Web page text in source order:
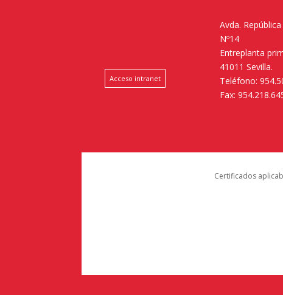
Acceso intranet
Avda.
Nº14
Entreplanta
41011 Sevilla.
Teléfono:
Fax:
Certificados